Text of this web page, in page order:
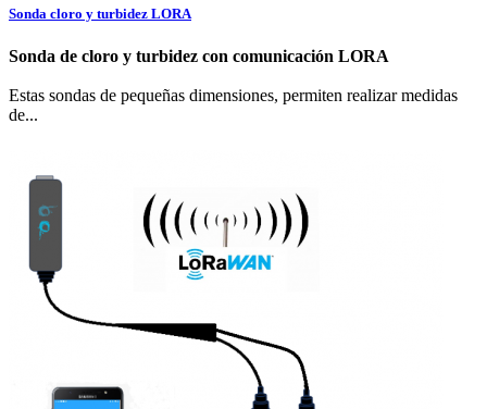
Sonda cloro y turbidez LORA
Sonda de cloro y turbidez con comunicación LORA
Estas sondas de pequeñas dimensiones, permiten realizar medidas
de...